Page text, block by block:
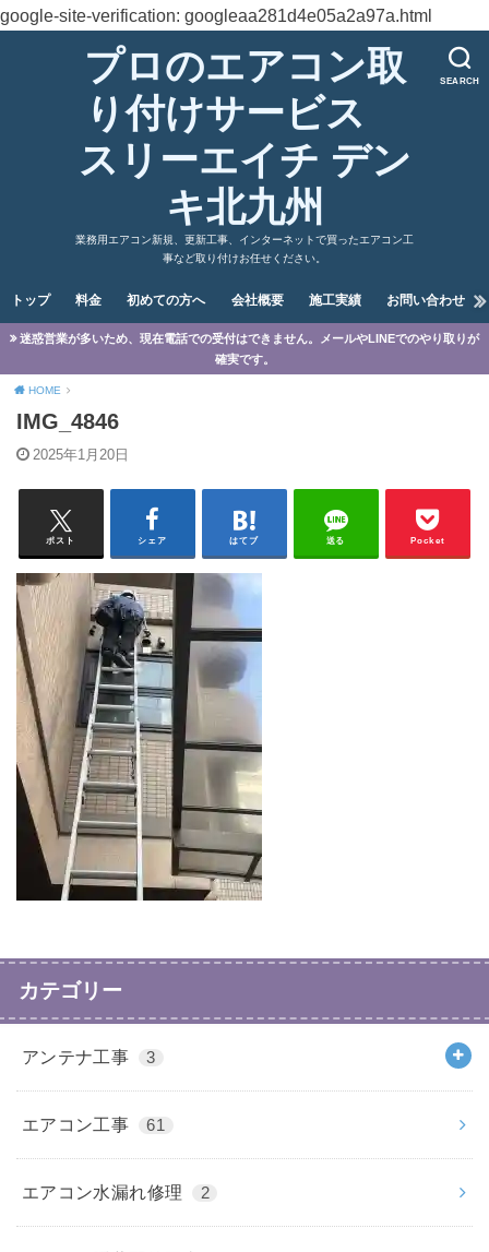
google-site-verification: googleaa281d4e05a2a97a.html
SEARCH
プロのエアコン取
り付けサービス
スリーエイチ デン
キ北九州
業務用エアコン新規、更新工事、インターネットで買ったエアコン工
事など取り付けお任せください。
トップ 料金 初めての方へ 会社概要 施工実績 お問い合わせ
迷惑営業が多いため、現在電話での受付はできません。メールやLINEでのやり取りが
確実です。
HOME
IMG_4846
2025年1月20日
ポスト シェア はてブ 送る Pocket
カテゴリー
アンテナ工事 3
エアコン工事 61
エアコン水漏れ修理 2